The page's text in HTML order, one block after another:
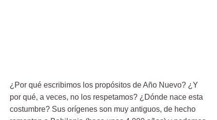
¿Por qué escribimos los propósitos de Año Nuevo? ¿Y
por qué, a veces, no los respetamos? ¿Dónde nace esta
costumbre? Sus orígenes son muy antiguos, de hecho